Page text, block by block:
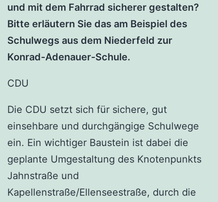
und mit dem Fahrrad sicherer gestalten?
Bitte erläutern Sie das am Beispiel des
Schulwegs aus dem Niederfeld zur
Konrad-Adenauer-Schule.
CDU
Die CDU setzt sich für sichere, gut
einsehbare und durchgängige Schulwege
ein. Ein wichtiger Baustein ist dabei die
geplante Umgestaltung des Knotenpunkts
Jahnstraße und
Kapellenstraße/Ellenseestraße, durch die